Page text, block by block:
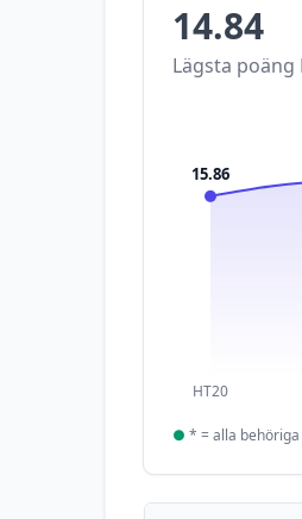
14.84
Lägsta poäng
HT20
15.86
● * = alla